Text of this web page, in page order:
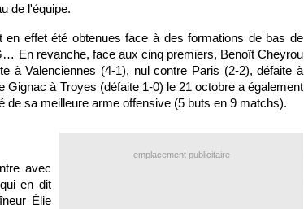
de l'équipe.
effet été obtenues face à des formations de bas de
En revanche, face aux cinq premiers, Benoît Cheyrou
à Valenciennes (4-1), nul contre Paris (2-2), défaite à
à Troyes (défaite 1-0) le 21 octobre a également
de sa meilleure arme offensive (5 buts en 9 matchs).
emplacement publicitaire
avec
en dit
Élie